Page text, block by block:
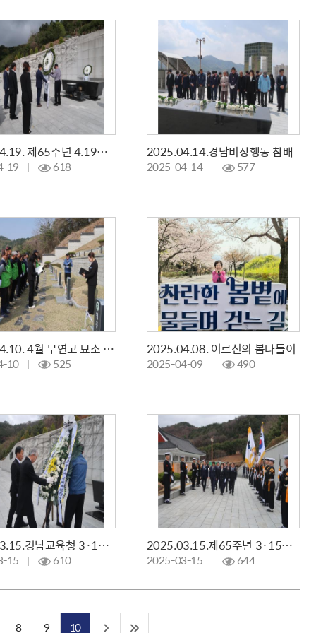
2025.04.19. 제65주년 4.19혁명 기념 참배
19 618
2025.04.14.경남비상행동 참배
2025-04-14 577
2025.04.10. 4월 무연고 묘소 기일 참배
10 525
2025.04.08. 어르신의 봄나들이
2025-04-09 490
2025.03.15.경남교육청 3·15의거 참배
15 610
2025.03.15.제65주년 3·15의거 기념식
2025-03-15 644
8 9 10